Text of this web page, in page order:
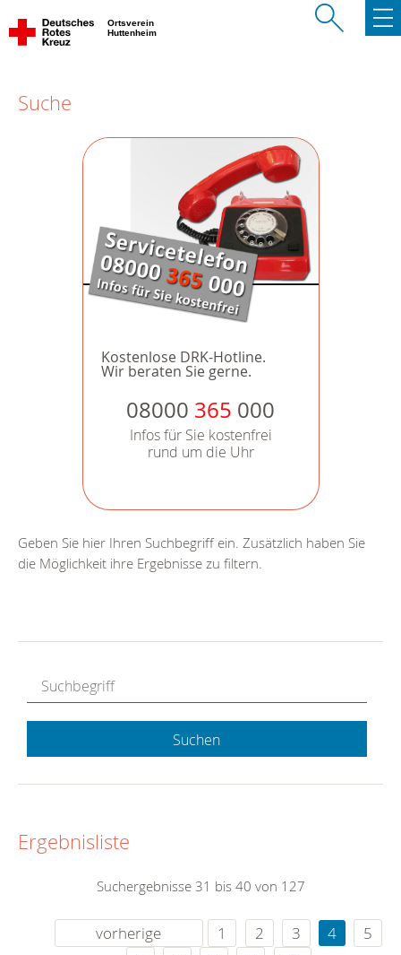
Ortsverein
Huttenheim
Suche
Kostenlose DRK-Hotline.
Wir beraten Sie gerne.
08000 365 000
Infos für Sie kostenfrei
rund um die Uhr
Geben Sie hier Ihren Suchbegriff ein. Zusätzlich haben Sie
die Möglichkeit ihre Ergebnisse zu filtern.
Suchen
Ergebnisliste
Suchergebnisse 31 bis 40 von 127
vorherige 1 2 3 4
5